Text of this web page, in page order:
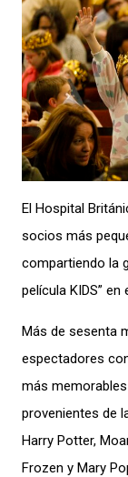
El Hospital
socios más
compartiendo la
película KIDS” en
Más de sesenta
espectadores
más
provenientes de
Harry Potter,
Frozen y Mary